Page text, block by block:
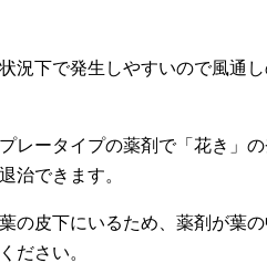
況下で発生しやすいので風通
レータイプの薬剤で「花き」
治できます。
の皮下にいるため、薬剤が葉
ださい。